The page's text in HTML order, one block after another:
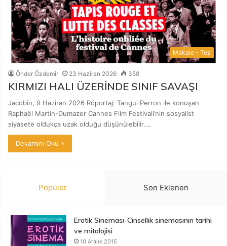
Makale - Tez
Önder Özdemir 23 Haziran 2026 358
KIRMIZI HALI ÜZERİNDE SINIF SAVAŞI
Jacobin, 9 Haziran 2026 Röportaj: Tangui Perron ile konuşan
Raphaël Martin-Dumazer Cannes Film Festivali’nin sosyalist
siyasete oldukça uzak olduğu düşünülebilir.…
Devamını Oku »
Popüler Son Eklenen
Erotik Sineması-Cinsellik sinemasının tarihi
ve mitolojisi
10 Aralık 2015